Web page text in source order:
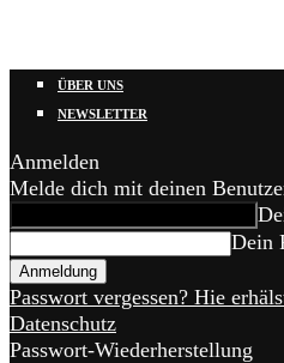
ÜBER UNS
NEWSLETTER
Anmelden
Melde dich mit deinen
Dein
Passwort vergessen? Hie
Datenschutz
Passwort-Wiederherstellung